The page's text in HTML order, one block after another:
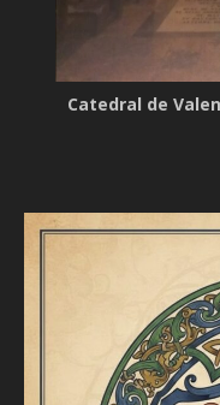
Catedral de